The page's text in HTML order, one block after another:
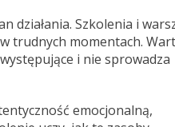
działania. Szkolenia i
trudnych momentach.
i nie sprowadza
emocjonalną,